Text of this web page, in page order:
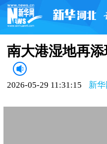
南大港湿地再
2026-05-29 11:31:15 新华